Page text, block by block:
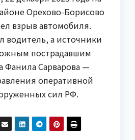
Орехово-Борисово
взрыв автомобиля.
водитель, а источники
пострадавшим
Фанила Сарварова —
оперативной
сил РФ.